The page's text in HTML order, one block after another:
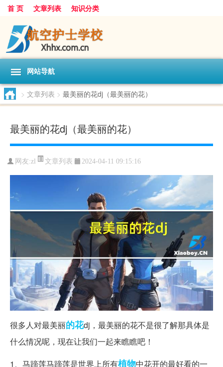
首 页 文章列表 知识分类
网站导航
> 文章列表 > 最美丽的花dj（最美丽的花）
最美丽的花dj（最美丽的花）
网友:zl 文章列表 2024-04-11 09:15:16
很多人对最美丽的花dj，最美丽的花不是很了解那具体是
什么情况呢，现在让我们一起来瞧瞧吧！
1、马蹄莲马蹄莲是世界上所有植物中花开的最好看的一